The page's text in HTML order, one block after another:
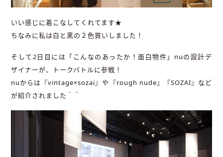
いい感じに着こなしてくれてます★
ちなみに私は白と黒の２色買いしました！
そして2日目には「こんなのあったか！面白物件」nuの設計デ
ザイナーが、トークバトルに参戦！
nuからは『vintage×sozai』や『rough nude』『SOZAI』など
が紹介されました＾＾